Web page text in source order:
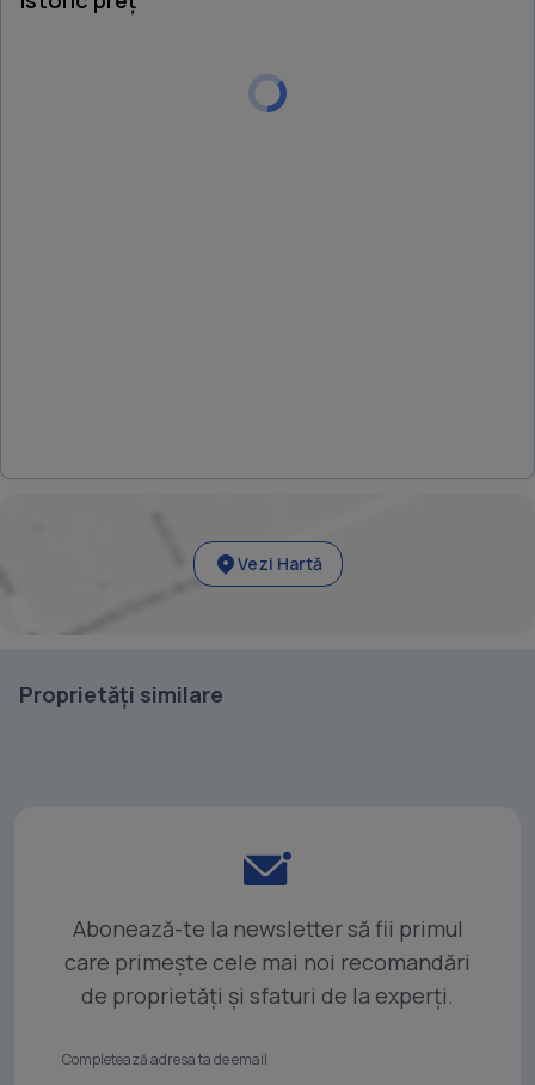
Vezi Hartă
Proprietăți similare
Abonează-te la newsletter să fii primul
care primește cele mai noi recomandări
de proprietăți și sfaturi de la experți.